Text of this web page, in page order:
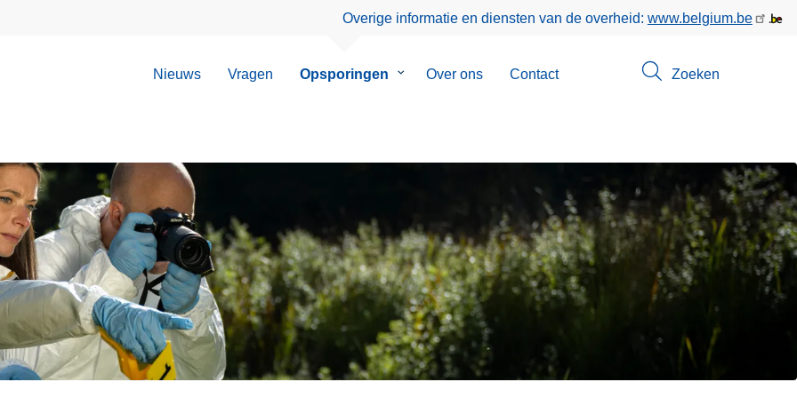
Overige informatie en diensten van de overheid: www.belgium.be
Nieuws Vragen Opsporingen
SubmenuOver ons Contact Zoeken